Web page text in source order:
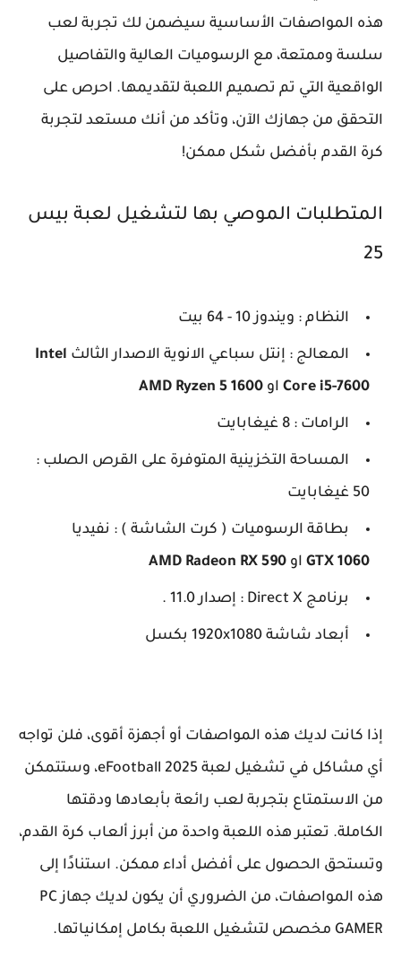
هذه المواصفات الأساسية سيضمن لك تجربة لعب
سلسة وممتعة، مع الرسوميات العالية والتفاصيل
الواقعية التي تم تصميم اللعبة لتقديمها. احرص على
التحقق من جهازك الآن، وتأكد من أنك مستعد لتجربة
كرة القدم بأفضل شكل ممكن!
المتطلبات الموصي بها لتشغيل لعبة بيس
25
النظام : ويندوز 10 - 64 بيت
المعالج : إنتل سباعي الانوية الاصدار الثالث Intel
Core i5-7600 او AMD Ryzen 5 1600
الرامات : 8 غيغابايت
المساحة التخزينية المتوفرة على القرص الصلب :
50 غيغابايت
بطاقة الرسوميات ( كرت الشاشة ) : نفيديا
GTX 1060 او AMD Radeon RX 590
برنامج Direct X : إصدار 11.0 .
أبعاد شاشة 1920x1080 بكسل
إذا كانت لديك هذه المواصفات أو أجهزة أقوى، فلن تواجه
أي مشاكل في تشغيل لعبة eFootball 2025، وستتمكن
من الاستمتاع بتجربة لعب رائعة بأبعادها ودقتها
الكاملة. تعتبر هذه اللعبة واحدة من أبرز ألعاب كرة القدم،
وتستحق الحصول على أفضل أداء ممكن. استنادًا إلى
هذه المواصفات، من الضروري أن يكون لديك جهاز PC
GAMER مخصص لتشغيل اللعبة بكامل إمكانياتها.